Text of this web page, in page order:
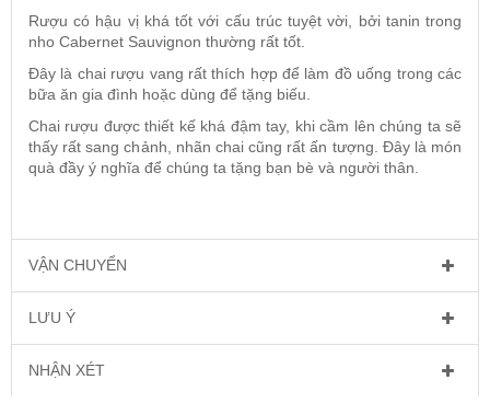
Rượu có hậu vị khá tốt với cấu trúc tuyệt vời, bởi tanin trong
nho Cabernet Sauvignon thường rất tốt.
Đây là chai rượu vang rất thích hợp để làm đồ uống trong các
bữa ăn gia đình hoặc dùng để tặng biếu.
Chai rượu được thiết kế khá đậm tay, khi cầm lên chúng ta sẽ
thấy rất sang chảnh, nhãn chai cũng rất ấn tượng. Đây là món
quà đầy ý nghĩa để chúng ta tặng bạn bè và người thân.
VẬN CHUYỂN
LƯU Ý
NHẬN XÉT